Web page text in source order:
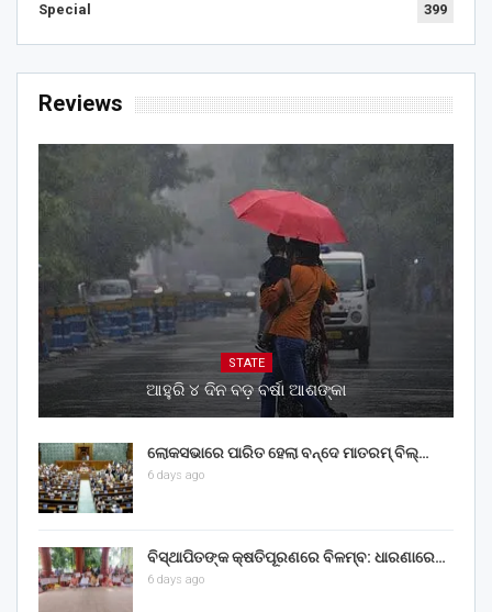
Special 399
Reviews
STATE
ଆହୁରି ୪ ଦିନ ବଡ଼ ବର୍ଷା ଆଶଙ୍କା
ଲୋକସଭାରେ ପାରିତ ହେଲା ବନ୍ଦେ ମାତରମ୍‌ ବିଲ୍‌…
6 days ago
ବିସ୍ଥାପିତଙ୍କ କ୍ଷତିପୂରଣରେ ବିଳମ୍ବ: ଧାରଣାରେ…
6 days ago